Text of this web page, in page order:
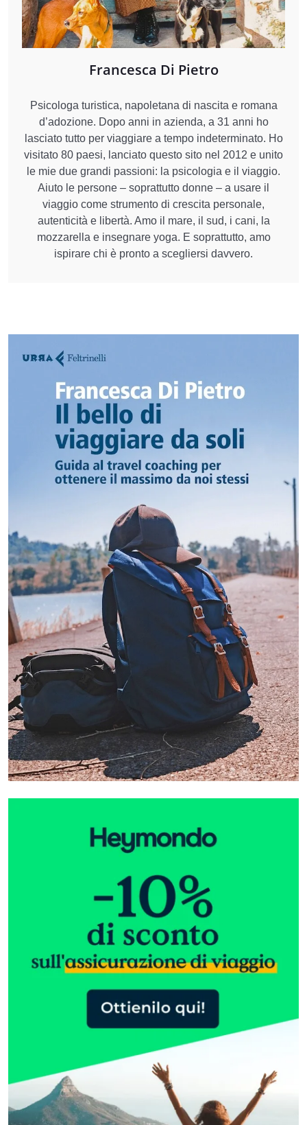
Francesca Di Pietro
Psicologa turistica, napoletana di nascita e romana
d’adozione. Dopo anni in azienda, a 31 anni ho
lasciato tutto per viaggiare a tempo indeterminato. Ho
visitato 80 paesi, lanciato questo sito nel 2012 e unito
le mie due grandi passioni: la psicologia e il viaggio.
Aiuto le persone – soprattutto donne – a usare il
viaggio come strumento di crescita personale,
autenticità e libertà. Amo il mare, il sud, i cani, la
mozzarella e insegnare yoga. E soprattutto, amo
ispirare chi è pronto a scegliersi davvero.